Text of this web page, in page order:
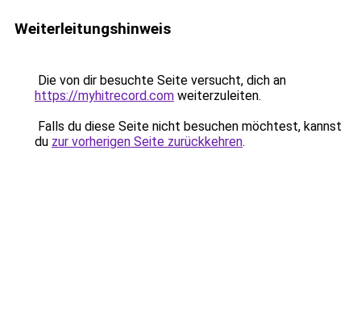
Weiterleitungshinweis
Die von dir besuchte Seite versucht, dich an
https://myhitrecord.com weiterzuleiten.
Falls du diese Seite nicht besuchen möchtest, kannst
du zur vorherigen Seite zurückkehren.